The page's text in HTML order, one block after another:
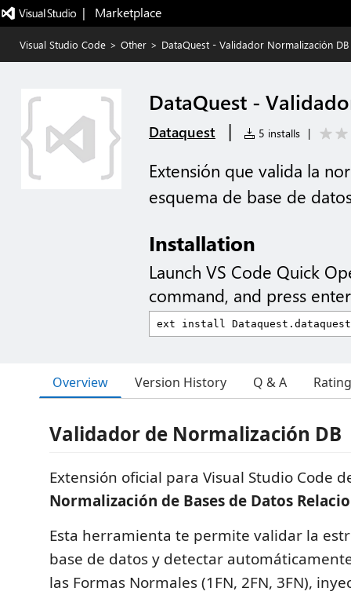
|   Marketplace
Visual Studio Code > Other > DataQuest - Validador Normalización DB
DataQuest -
Dataquest | 5 installs |
Extensión que valida la
esquema de base de
Installation
Launch VS Code Quick
command, and press
Overview Version History Q & A
Validador de Normalización DB
Extensión oficial para Visual Studio Code
Normalización de Bases de Datos
Esta herramienta te permite validar la
base de datos y detectar
las Formas Normales (1FN, 2FN, 3FN),